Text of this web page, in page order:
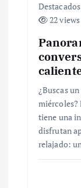
Destacados
22 views
¿Buscas
tiene una
disfrutan
relajado: